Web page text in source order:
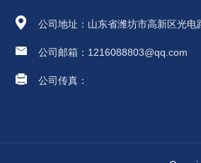
公司地址：山东省潍坊市高新区光
公司邮箱：1216088803@qq.com
公司传真：